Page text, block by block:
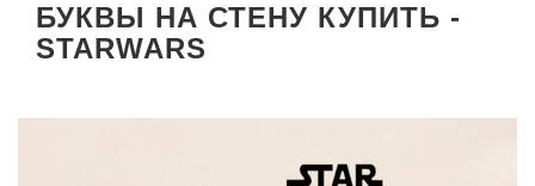
БУКВЫ НА СТЕНУ КУПИТЬ -
STARWARS